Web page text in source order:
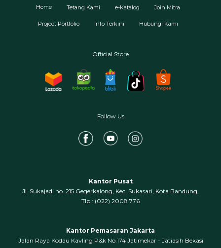
Home Tetang Kami e-Katalog Join Mitra
Project Portfolio Info Terkini Hubungi Kami
Official Store
Follow Us
Kantor Pusat
Jl. Sukajadi no. 215 Gegerkalong, Kec. Sukasari, Kota Bandung,
‍Tlp : (022) 2008 776
Kantor Pemasaran Jakarta
Jalan Raya Kodau Kavling P&k No.174 Jatimekar - Jatiasih Bekasi